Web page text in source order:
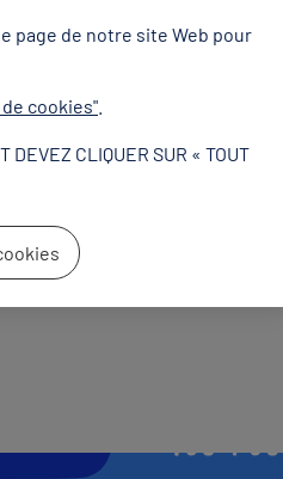
1 » –
page de notre site Web pour
cookies"
DEVEZ CLIQUER SUR « TOUT